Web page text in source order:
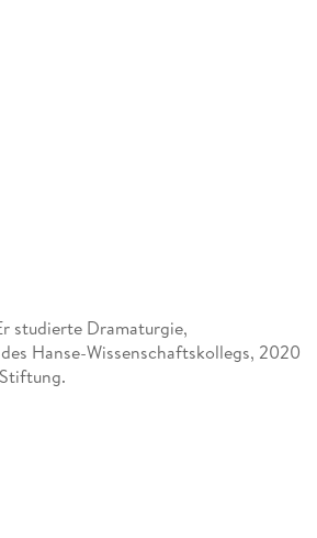
studierte Dramaturgie,
Hanse-Wissenschaftskollegs, 2020